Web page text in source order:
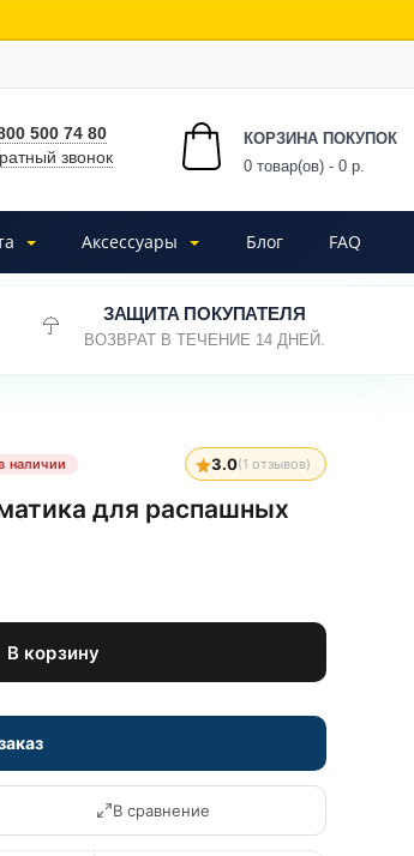
500 74 80
звонок
КОРЗИНА ПОКУПОК
0 товар(ов) - 0 р.
Аксессуары Блог FAQ
ЗАЩИТА ПОКУПАТЕЛЯ
ВОЗВРАТ В ТЕЧЕНИЕ 14 ДНЕЙ.
наличии 3.0(1 отзывов)
для распашных
В корзину
В сравнение